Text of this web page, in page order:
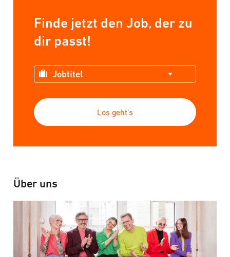
Finde jetzt den Job, der zu
dir passt!
Los geht’s
Über uns